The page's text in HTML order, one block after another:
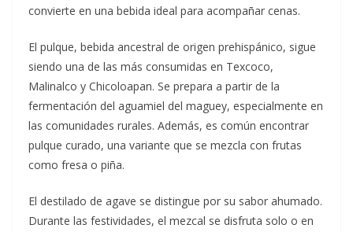
convierte en una bebida ideal para acompañar cenas.
El pulque, bebida ancestral de origen prehispánico, sigue
siendo una de las más consumidas en Texcoco,
Malinalco y Chicoloapan. Se prepara a partir de la
fermentación del aguamiel del maguey, especialmente en
las comunidades rurales. Además, es común encontrar
pulque curado, una variante que se mezcla con frutas
como fresa o piña.
El destilado de agave se distingue por su sabor ahumado.
Durante las festividades, el mezcal se disfruta solo o en